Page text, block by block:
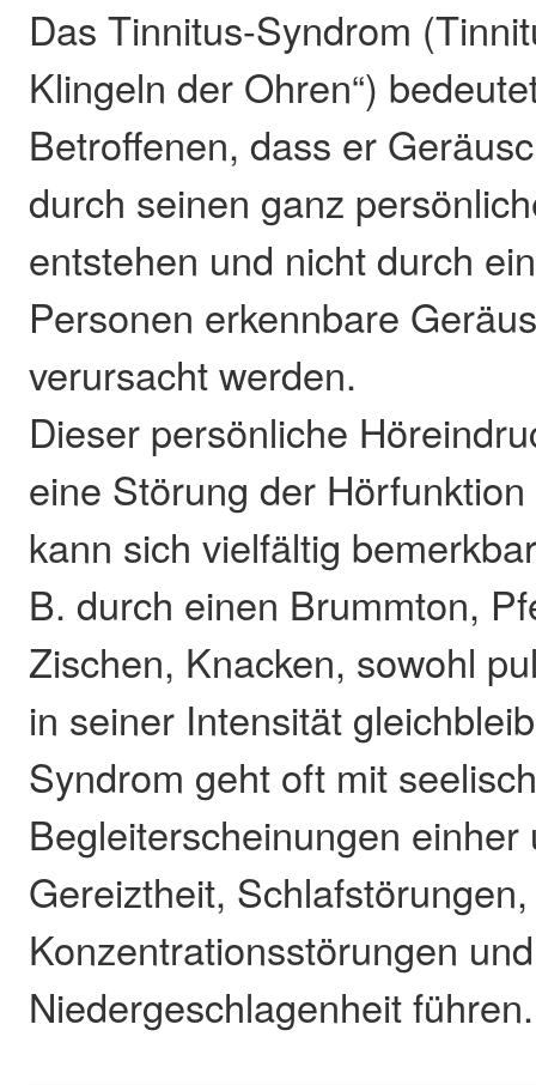
Das Tinnitus-Syndrom
Klingeln der Ohren“)
Betroffenen, dass er
durch seinen ganz
entstehen und nicht durch
Personen erkennbare
verursacht werden.
Dieser persönliche
eine Störung der
kann sich vielfältig
B. durch einen Brummton,
Zischen, Knacken, sowohl
in seiner Intensität
Syndrom geht oft mit
Begleiterscheinungen einher
Gereiztheit, Schlafstörungen,
Konzentrationsstörungen und
Niedergeschlagenheit führen.